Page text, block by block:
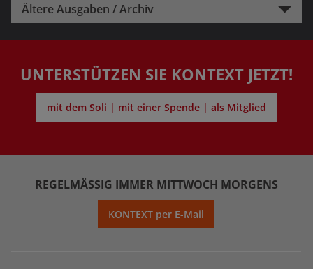
Ältere Ausgaben / Archiv
UNTERSTÜTZEN SIE KONTEXT JETZT!
mit dem Soli | mit einer Spende | als Mitglied
REGELMÄSSIG IMMER MITTWOCH MORGENS
KONTEXT per E-Mail